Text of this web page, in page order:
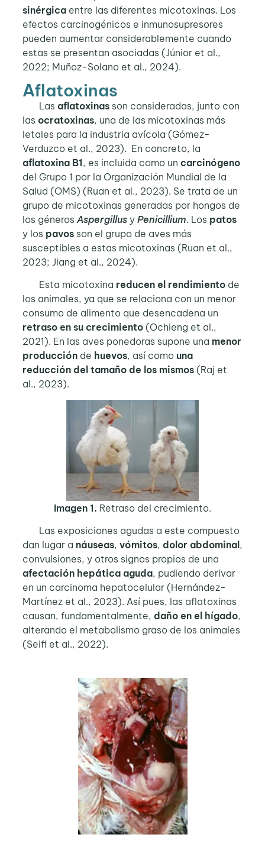
sinérgicaentre las diferentes micotoxinas. Los
efectos carcinogénicos e inmunosupresores
pueden aumentar considerablemente cuando
estas se presentan asociadas (Júnior et al.,
2022; Muñoz-Solano et al., 2024).
Aflatoxinas
Las aflatoxinasson consideradas, junto con
las ocratoxinas, una de las micotoxinas más
letales para la industria avícola (Gómez-
Verduzco et al., 2023). En concreto, la
aflatoxina B1, es incluida como un carcinógeno
del Grupo 1 por la Organización Mundial de la
Salud (OMS) (Ruan et al., 2023). Se trata de un
grupo de micotoxinas generadas por hongos de
los génerosAspergillusy Penicillium. Los patos
y los pavosson el grupo de aves más
susceptibles a estas micotoxinas (Ruan et al.,
2023; Jiang et al., 2024).
Esta micotoxina reducen el rendimientode
los animales, ya que se relaciona con un menor
consumo de alimento que desencadena un
retraso en su crecimiento(Ochieng et al.,
2021). En las aves ponedoras supone una menor
producciónde huevos, así como una
reducción del tamaño de los mismos(Raj et
al., 2023).
Imagen 1. Retraso del crecimiento.
Las exposiciones agudas a este compuesto
dan lugar a náuseas, vómitos, dolor abdominal ,
convulsiones, y otros signos propios de una
afectación hepática aguda, pudiendo derivar
en un carcinoma hepatocelular (Hernández-
Martínez et al., 2023). Así pues, las aflatoxinas
causan, fundamentalmente, daño en el hígado,
alterando el metabolismo graso de los animales
(Seifi et al., 2022).